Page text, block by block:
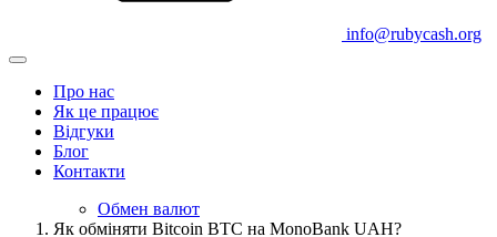
info@rubycash.org
Про нас
Як це працює
Відгуки
Блог
Контакти
Обмен валют
Як обміняти Bitcoin BTC на MonoBank UAH?